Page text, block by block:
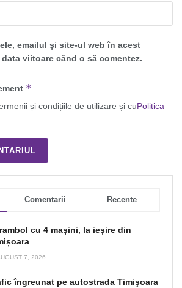
emailul și site-ul web în acest
viitoare când o să comentez.
*
și condițiile de utilizare și cuPolitica
Comentarii Recente
cu 4 mașini, la ieșire din
7, 2026
îngreunat pe autostrada Timişoara